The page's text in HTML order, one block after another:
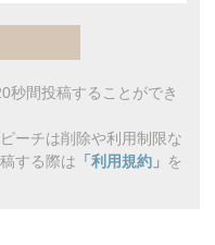
秒間投稿することができ
ーチは削除や利用制限な
する際は 「利用規約」 を